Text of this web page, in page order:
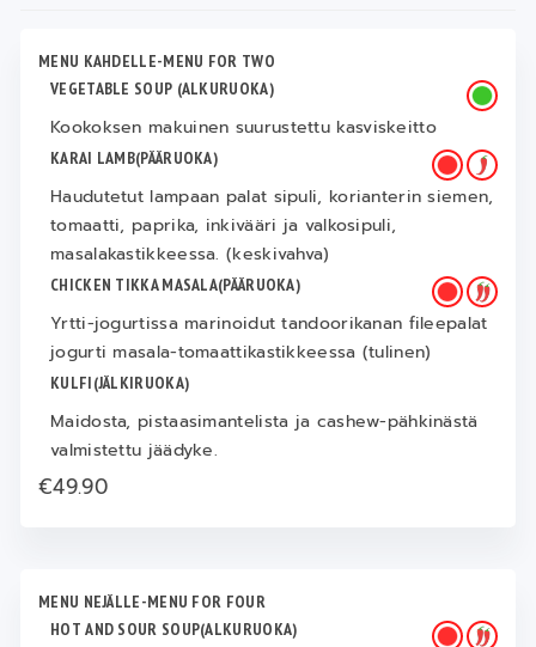
MENU KAHDELLE-MENU FOR TWO
VEGETABLE SOUP (ALKURUOKA)
Kookoksen makuinen suurustettu kasviskeitto
KARAI LAMB(PÄÄRUOKA)
Haudutetut lampaan palat sipuli, korianterin siemen,
tomaatti, paprika, inkivääri ja valkosipuli,
masalakastikkeessa. (keskivahva)
CHICKEN TIKKA MASALA(PÄÄRUOKA)
Yrtti-jogurtissa marinoidut tandoorikanan fileepalat
jogurti masala-tomaattikastikkeessa (tulinen)
KULFI(JÄLKIRUOKA)
Maidosta, pistaasimantelista ja cashew-pähkinästä
valmistettu jäädyke.
€49.90
MENU NEJÄLLE-MENU FOR FOUR
HOT AND SOUR SOUP(ALKURUOKA)